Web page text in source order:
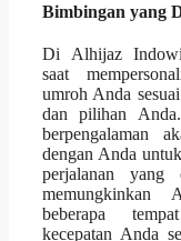
Bimbingan yang
Di Alhijaz
saat
umroh Anda
dan pilihan
berpengalaman
dengan Anda
perjalanan yang
memungkinkan
beberapa
kecepatan Anda